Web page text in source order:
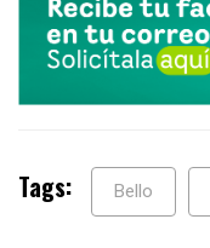
Tags: Bello